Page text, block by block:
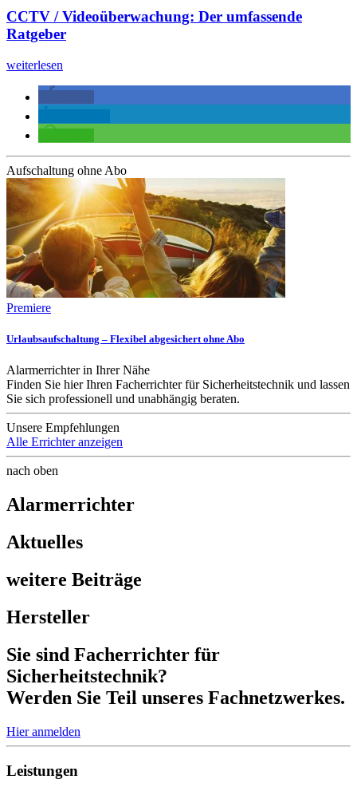
CCTV / Videoüberwachung: Der umfassende
Ratgeber
weiterlesen
Aufschaltung ohne Abo
Premiere
Urlaubsaufschaltung – Flexibel abgesichert ohne Abo
Alarmerrichter in Ihrer Nähe
Finden Sie hier Ihren Facherrichter für Sicherheitstechnik und lassen
Sie sich professionell und unabhängig beraten.
Unsere Empfehlungen
Alle Errichter anzeigen
nach oben
Alarmerrichter
Aktuelles
weitere Beiträge
Hersteller
Sie sind Facherrichter für
Sicherheitstechnik?
Werden Sie Teil unseres Fachnetzwerkes.
Hier anmelden
Leistungen